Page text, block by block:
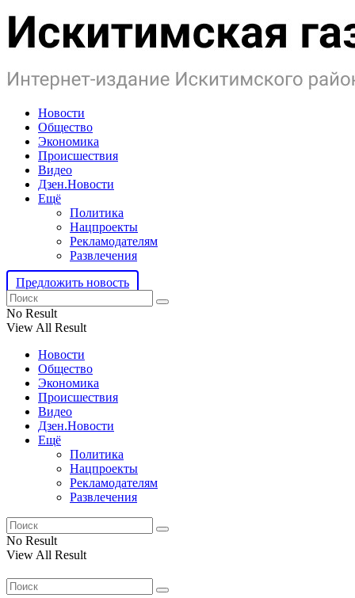
Новости
Общество
Экономика
Происшествия
Видео
Дзен.Новости
Ещё
Политика
Нацпроекты
Рекламодателям
Развлечения
Предложить новость
No Result
View All Result
Новости
Общество
Экономика
Происшествия
Видео
Дзен.Новости
Ещё
Политика
Нацпроекты
Рекламодателям
Развлечения
No Result
View All Result